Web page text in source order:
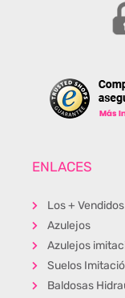
ENLACES
Los + Vendidos
Azulejos
Azulejos
Suelos
Baldosas